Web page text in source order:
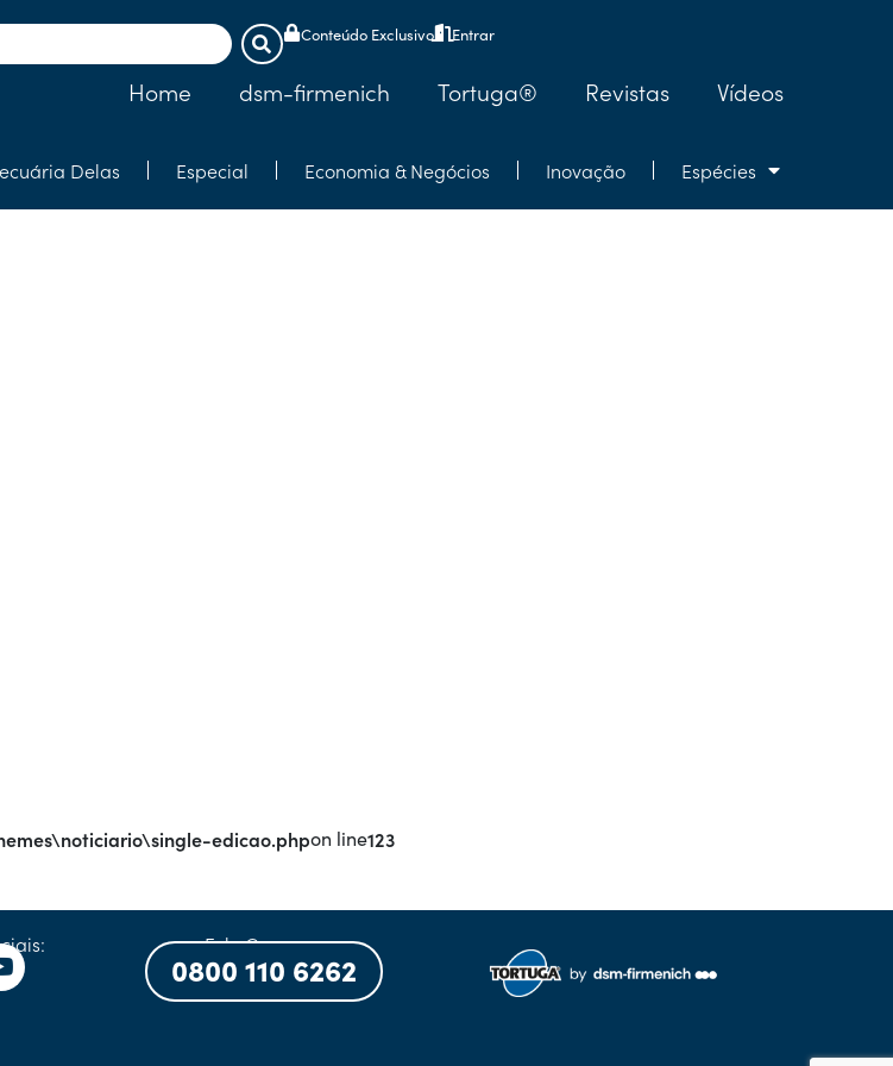
Conteúdo Exclusivo Entrar
Home dsm-firmenich Tortuga® Revistas Vídeos
Delas Especial Economia & Negócios Inovação Espécies
edicao.phpon line123
Fale Conosco:
0800 110 6262